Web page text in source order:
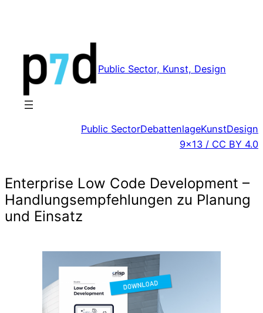
Public Sector, Kunst, Design
Public SectorDebattenlageKunstDesign
9×13 / CC BY 4.0
Enterprise Low Code Development –
Handlungsempfehlungen zu Planung
und Einsatz